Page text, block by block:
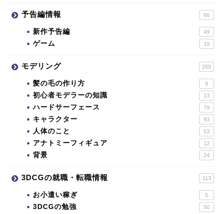
予告編情報 66
新作予告編 49
ゲーム 19
モデリング 269
髪の毛の作り方 9
初心者モデラーの知識 13
ハードサーフェース 79
キャラクター 93
人体のこと 53
アナトミーフィギュア 12
背景 24
3DCGの就職・転職情報 113
お小遣い稼ぎ 5
3DCGの勉強 50